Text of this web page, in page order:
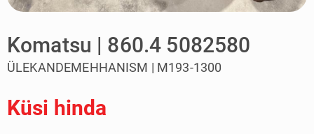
Komatsu | 860.4 5082580
ÜLEKANDEMEHHANISM | M193-1300
Küsi hinda